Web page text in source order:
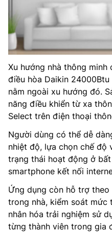
Xu hướng nhà thông
điều hòa Daikin 24000Btu
nằm ngoài xu hướng đó.
năng điều khiển từ xa
Select trên điện thoại
Người dùng có thể dễ
nhiệt độ, lựa chọn chế độ
trạng thái hoạt động ở
smartphone kết nối
Ứng dụng còn hỗ trợ
trong nhà, kiểm soát mức
nhân hóa trải nghiệm sử
từng thành viên trong gia